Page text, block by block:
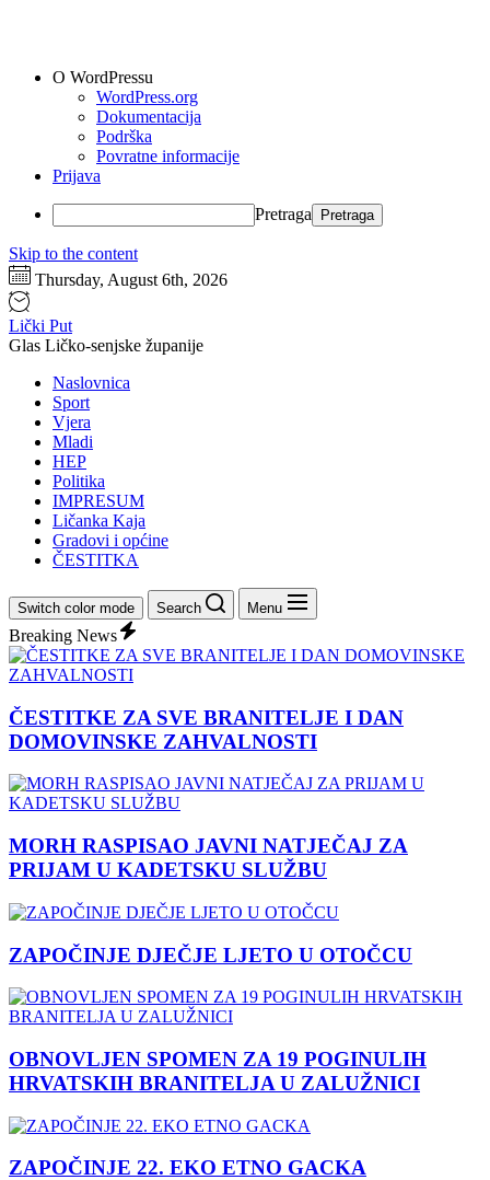
O WordPressu
WordPress.org
Dokumentacija
Podrška
Povratne informacije
Prijava
Pretraga
Skip to the content
Thursday, August 6th, 2026
Lički Put
Glas Ličko-senjske županije
Naslovnica
Sport
Vjera
Mladi
HEP
Politika
IMPRESUM
Ličanka Kaja
Gradovi i općine
ČESTITKA
Switch color mode Search Menu
Breaking News
ČESTITKE ZA SVE BRANITELJE I DAN
DOMOVINSKE ZAHVALNOSTI
MORH RASPISAO JAVNI NATJEČAJ ZA
PRIJAM U KADETSKU SLUŽBU
ZAPOČINJE DJEČJE LJETO U OTOČCU
OBNOVLJEN SPOMEN ZA 19 POGINULIH
HRVATSKIH BRANITELJA U ZALUŽNICI
ZAPOČINJE 22. EKO ETNO GACKA